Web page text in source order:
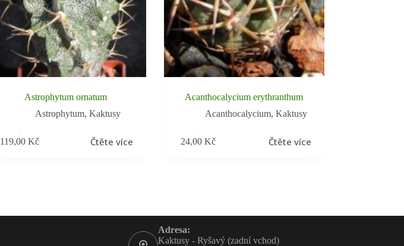
Astrophytum ornatum
Astrophytum, Kaktusy
119,00Kč Čtěte více
Acanthocalycium erythranthum
Acanthocalycium, Kaktusy
24,00 Kč Čtěte více
Adresa:
Kaktusy - Ryšavý (zadní vchod)